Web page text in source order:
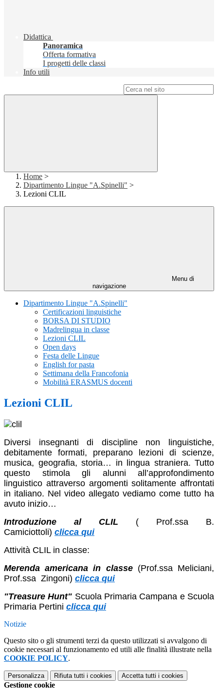
Didattica
Panoramica
Offerta formativa
I progetti delle classi
Info utili
Home >
Dipartimento Lingue "A.Spinelli" >
Lezioni CLIL
Menu di
navigazione
Dipartimento Lingue "A.Spinelli"
Certificazioni linguistiche
BORSA DI STUDIO
Madrelingua in classe
Lezioni CLIL
Open days
Festa delle Lingue
English for pasta
Settimana della Francofonia
Mobilità ERASMUS docenti
Lezioni CLIL
Diversi insegnanti di discipline non linguistiche,
debitamente formati, preparano lezioni di scienze,
musica, geografia, storia… in lingua straniera. Tutto
questo stimola gli alunni all’approfondimento
linguistico attraverso argomenti solitamente affrontati
in italiano. Nel video allegato vediamo come tutto ha
avuto inizio…
Introduzione al CLIL ( Prof.ssa B.
Camiciottoli) clicca qui
Attività CLIL in classe:
Merenda americana in classe(Prof.ssa Meliciani,
Prof.ssa Zingoni) clicca qui
"Treasure Hunt" Scuola Primaria Campana e Scuola
Primaria Pertini clicca qui
Notizie
Questo sito o gli strumenti terzi da questo utilizzati si avvalgono di
cookie necessari al funzionamento ed utili alle finalità illustrate nella
COOKIE POLICY.
Personalizza Rifiuta tutti i cookies Accetta tutti i cookies
Gestione cookie